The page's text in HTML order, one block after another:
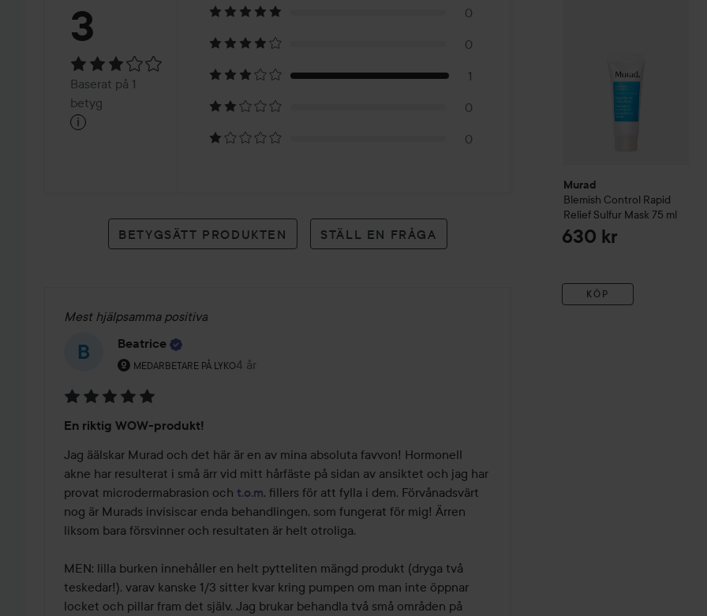
Betyg:
3Baserat
på
betyg
3
Baserat på 1
betyg
i
0
0
1
0
0
BETYGSÄTT PRODUKTEN STÄLL EN FRÅGA
Mest hjälpsamma positiva
Beatrice
MEDARBETARE PÅ LYKO
Användarens roll: Medarbetare på Lyko.
4 år
Inlägget skapades 4 år
5
av
5
En riktig WOW-produkt!
Jag äälskar Murad och det här är en av mina absoluta favvon! Hormonell
akne har resulterat i små ärr vid mitt hårfäste på sidan av ansiktet och jag har
provat microdermabrasion och t.o.m. fillers för att fylla i dem. Förvånadsvärt
nog är Murads invisiscar enda behandlingen, som fungerat för mig! Ärren
liksom bara försvinner och resultaten är helt otroliga.
MEN: lilla burken innehåller en helt pytteliten mängd produkt (dryga två
teskedar!), varav kanske 1/3 sitter kvar kring pumpen om man inte öppnar
locket och pillar fram det själv. Jag brukar behandla två små områden på
Murad
Blemish Control Rapid
Relief Sulfur Mask 75 ml
630 kr
KÖP